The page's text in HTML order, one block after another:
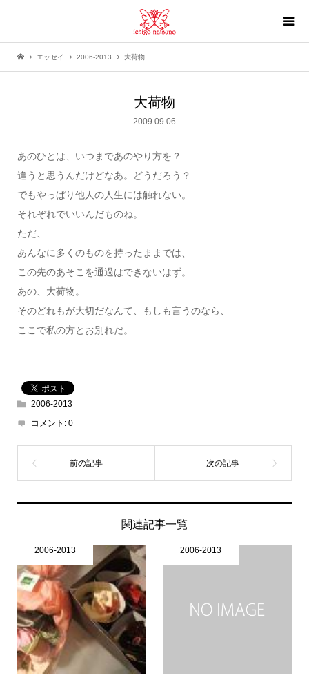
エッセイ 2006-2013 大荷物
大荷物
2009.09.06
あのひとは、いつまであのやり方を？
違うと思うんだけどなあ。どうだろう？
でもやっぱり他人の人生には触れない。
それぞれでいいんだものね。
ただ、
あんなに多くのものを持ったままでは、
この先のあそこを通過はできないはず。
あの、大荷物。
そのどれもが大切だなんて、もしも言うのなら、
ここで私の方とお別れだ。
2006-2013
コメント: 0
関連記事一覧
2006-2013 2006-2013